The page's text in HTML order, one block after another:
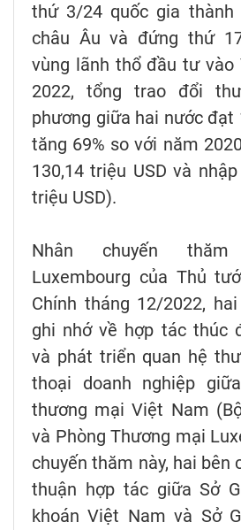
thứ 3/24 quốc gia thành
châu Âu và đứng thứ
vùng lãnh thổ đầu tư vào
2022, tổng trao đổi
phương giữa hai nước đạt
tăng 69% so với năm
130,14 triệu USD và
triệu USD).
Nhân chuyến
Luxembourg của Thủ
Chính tháng 12/2022,
ghi nhớ về hợp tác thúc
và phát triển quan hệ
thoại doanh nghiệp
thương mại Việt Nam
và Phòng Thương mại
chuyến thăm này, hai bên
thuận hợp tác giữa Sở
khoán Việt Nam và Sở